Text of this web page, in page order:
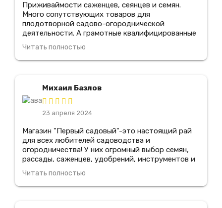
Приживаймости саженцев, сеянцев и семян.
Много сопутствующих товаров для
плодотворной садово-огороднической
деятельности. А грамотные квалифицированные
специалисты всегда подскажут что именно
подходит для моего сада. Отдельное спасибо.
Несколько вариантов видов доставки. В
этом магазине, всем доволен.
Читать полностью
Михаил Базлов
23 апреля 2024
Магазин "Первый садовый"-это настоящий рай
для всех любителей садоводства и
огородничества! У них огромный выбор семян,
рассады, саженцев, удобрений, инструментов и
всего, что только может понадобиться для
создания и ухода за садом. Здесь работают
настоящие профессионалы, которые всегда
Читать полностью